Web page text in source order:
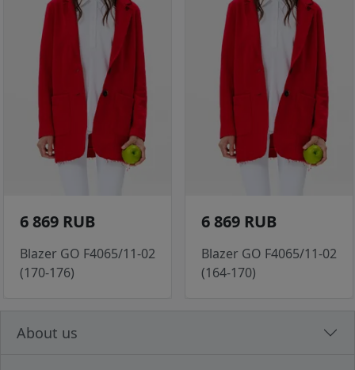
6 869 RUB
Blazer GO F4065/11-02
(170-176)
6 869 RUB
Blazer GO F4065/11-02
(164-170)
About us